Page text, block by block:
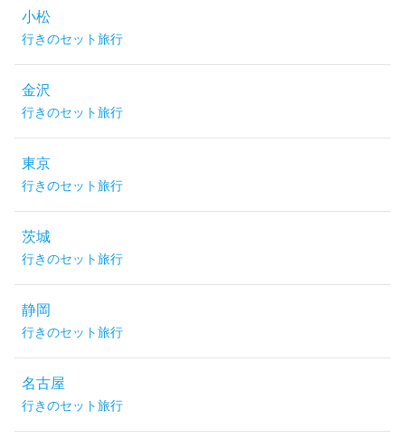
小松
行きのセット旅行
金沢
行きのセット旅行
東京
行きのセット旅行
茨城
行きのセット旅行
静岡
行きのセット旅行
名古屋
行きのセット旅行